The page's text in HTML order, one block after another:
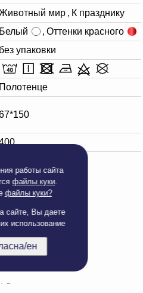
работы сайта
файлы куки.
файлы куки?
сайте, Вы даете
использование
ен
мир , К празднику
Белый , Оттенки красного
без упаковки
Полотенце
версия сайта
Все права защищены